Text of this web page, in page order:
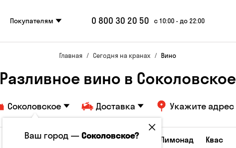
Покупателям 0 800 30 20 50 с 10:00 - до 22:00
Главная Сегодня на кранах Вино
Разливное вино в Соколовское
Соколовское Доставка Укажите адрес
Все товары Пиво Сидр Вино Лимонад Квас
Ваш город —Соколовское?